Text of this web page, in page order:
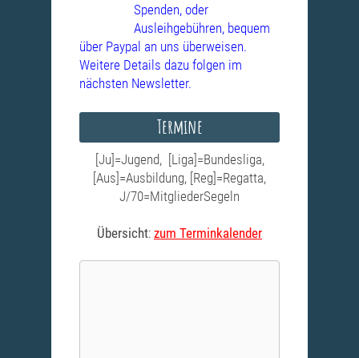
Spenden, oder
Ausleihgebühren, bequem
über Paypal an uns überweisen.
Weitere Details dazu folgen im
nächsten Newsletter.
Termine
[Ju]=Jugend, [Liga]=Bundesliga,
[Aus]=Ausbildung, [Reg]=Regatta,
J/70=MitgliederSegeln
Übersicht: zum Terminkalender